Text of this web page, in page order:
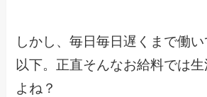
しかし、毎日毎日遅くまで働
以下。正直そんなお給料では
よね？